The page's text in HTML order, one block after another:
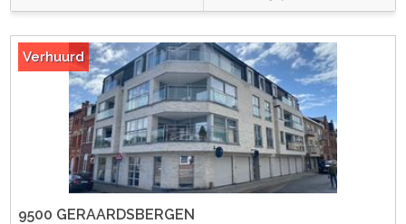
Verhuurd
9500 GERAARDSBERGEN